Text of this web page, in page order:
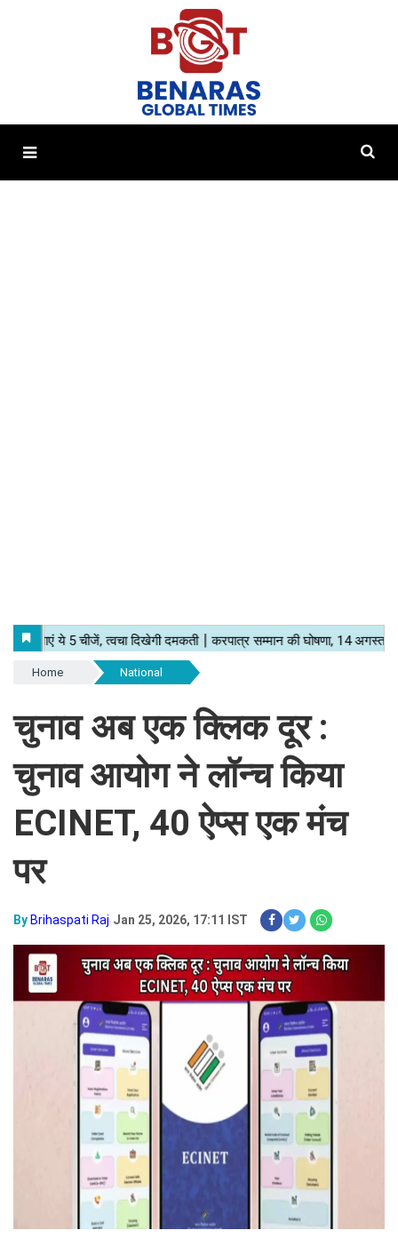
Home National
चुनाव अब एक क्लिक दूर :
चुनाव आयोग ने लॉन्च किया
ECINET, 40 ऐप्स एक मंच
पर
By Brihaspati Raj Jan 25, 2026, 17:11 IST